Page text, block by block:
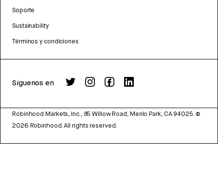
Soporte
Sustainability
Términos y condiciones
Síguenos en
Robinhood Markets, Inc., 85 Willow Road, Menlo Park, CA 94025. ©
2026 Robinhood. All rights reserved.